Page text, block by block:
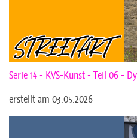
Serie 14 - KVS-Kunst - Teil 06 -
erstellt am 03.05.2026